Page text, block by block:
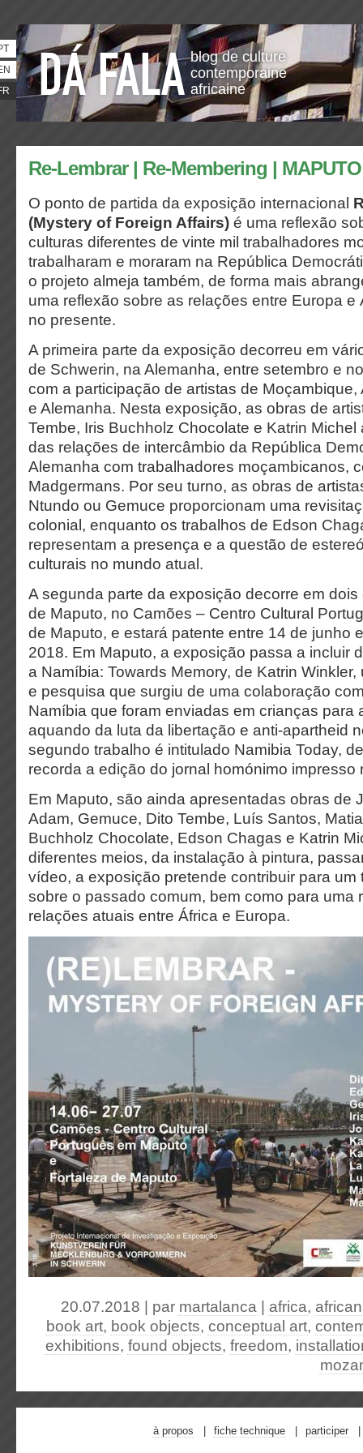
blog de culture
contemporaine
africaine
Re-Lembrar | Re-Membering | MAPUTO
O ponto de partida da exposição internacional
(Mystery of Foreign Affairs) é uma reflexão
culturas diferentes de vinte mil trabalhadores
trabalharam e moraram na República
o projeto almeja também, de forma mais
uma reflexão sobre as relações entre Europa e
no presente.
A primeira parte da exposição decorreu em
de Schwerin, na Alemanha, entre setembro e
com a participação de artistas de Moçambique,
e Alemanha. Nesta exposição, as obras de
Tembe, Iris Buchholz Chocolate e Katrin
das relações de intercâmbio da República
Alemanha com trabalhadores moçambicanos,
Madgermans. Por seu turno, as obras de
Ntundo ou Gemuce proporcionam uma
colonial, enquanto os trabalhos de Edson
representam a presença e a questão de
culturais no mundo atual.
A segunda parte da exposição decorre em
de Maputo, no Camões – Centro Cultural
de Maputo, e estará patente entre 14 de junho
2018. Em Maputo, a exposição passa a incluir
a Namíbia: Towards Memory, de Katrin
e pesquisa que surgiu de uma colaboração
Namíbia que foram enviadas em crianças para
aquando da luta da libertação e anti-apartheid
segundo trabalho é intitulado Namibia Today,
recorda a edição do jornal homónimo impresso
Em Maputo, são ainda apresentadas obras de
Adam, Gemuce, Dito Tembe, Luís Santos,
Buchholz Chocolate, Edson Chagas e Katrin
diferentes meios, da instalação à pintura,
vídeo, a exposição pretende contribuir para um
sobre o passado comum, bem como para uma
relações atuais entre África e Europa.
20.07.2018 | par martalanca africa,
book art, book objects, conceptual art,
exhibitions, found objects, freedom,
à propos fiche technique participer